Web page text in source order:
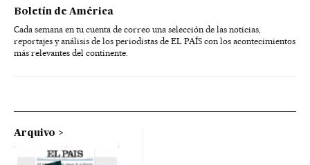
Boletín de América
Cada semana en tu cuenta de correo una selección de las noticias,
reportajes y análisis de los periodistas de EL PAÍS con los acontecimientos
más relevantes del continente.
Arquivo